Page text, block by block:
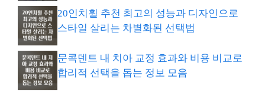
20인치휠 추천 최고의 성능과 디자인으로
스타일 살리는 차별화된 선택법
문콕덴트 내 치아 교정 효과와 비용 비교로
합리적 선택을 돕는 정보 모음